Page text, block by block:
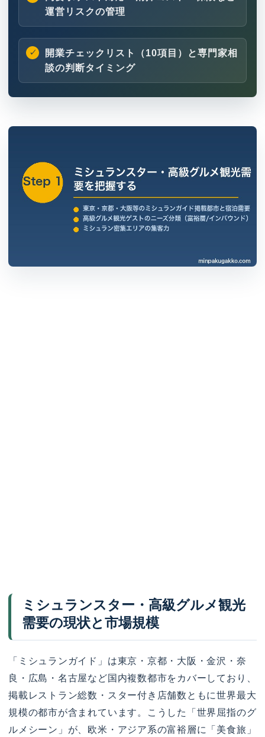
運営リスクの管理
開業チェックリスト（10項目）と専門家相
談の判断タイミング
ミシュランスター・高級グルメ観光
需要の現状と市場規模
「ミシュランガイド」は東京・京都・大阪・金沢・奈
良・広島・名古屋など国内複数都市をカバーしており、
掲載レストラン総数・スター付き店舗数ともに世界最大
規模の都市が含まれています。こうした「世界屈指のグ
ルメシーン」が、欧米・アジア系の富裕層に「美食旅」